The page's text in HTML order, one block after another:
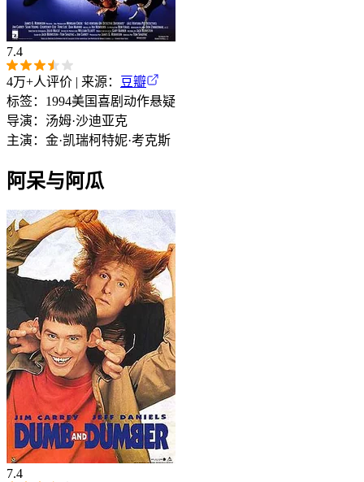
7.4
4万+人评价 | 来源：
豆瓣
标签： 1994美国喜剧 动作悬疑
导演： 汤姆·沙迪亚克
主演： 金·凯瑞柯特妮·考克斯
阿呆与阿瓜
7.4